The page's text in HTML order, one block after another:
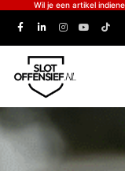
Wil je een artikel